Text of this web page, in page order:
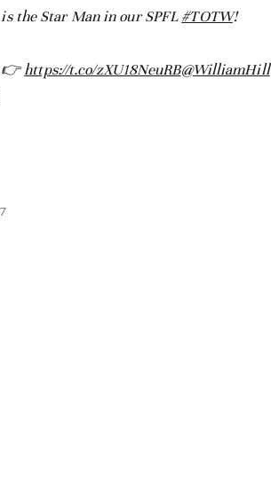
the Star Man in our SPFL#TOTW!
👉https://t.co/zXU18NeuRB@WilliamHill